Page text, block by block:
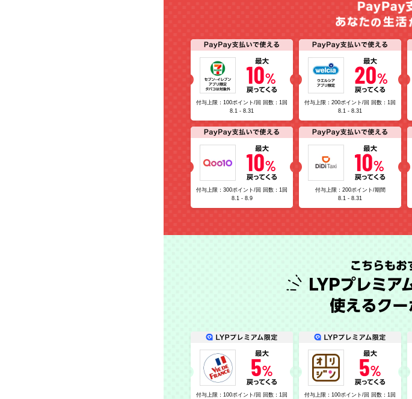
付与上限：100ポイント/回 回数：1回
8.1 - 8.31
付与上限：200ポイント/回 回数：1回
8.1 - 8.31
付与上限：300ポイント/回 回数：1回
8.1 - 8.9
付与上限：200ポイント/期間
8.1 - 8.31
付与上限：100ポイント/回 回数：1回
付与上限：100ポイント/回 回数：1回